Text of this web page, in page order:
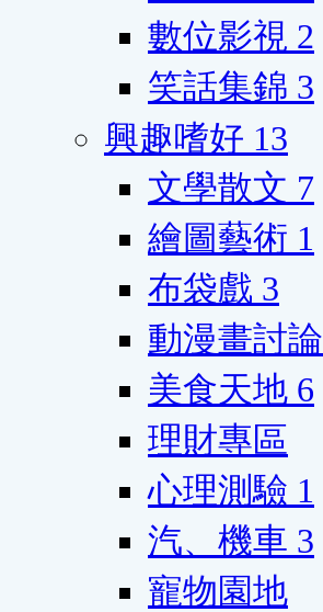
數位影視 2
笑話集錦 3
興趣嗜好 13
文學散文 7
繪圖藝術 1
布袋戲 3
動漫畫討論
美食天地 6
理財專區
心理測驗 1
汽、機車 3
寵物園地